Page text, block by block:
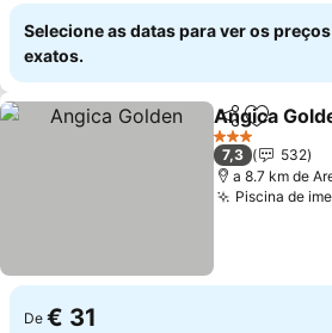
Selecione as datas para ver os preços
exatos.
Partilhar
Angica
3 Estrelas
7,3
532
a 8.7 km de
Piscina de
De € 31